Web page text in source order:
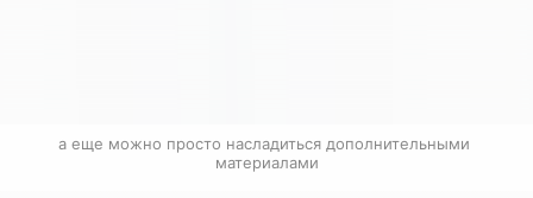
а еще можно просто насладиться дополнительными
материалами